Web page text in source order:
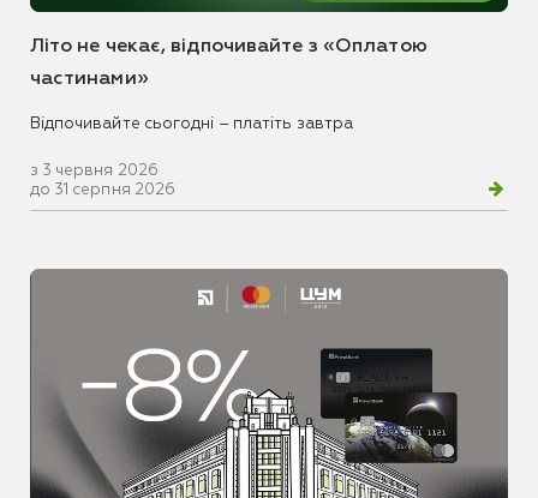
Літо не чекає, відпочивайте з «Оплатою
частинами»
Відпочивайте сьогодні – платіть завтра
з 3 червня 2026
до 31 серпня 2026